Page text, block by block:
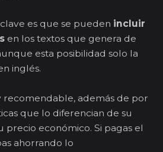
es que se pueden incluir
en los textos que genera de
esta posibilidad solo la
inglés.
recomendable, además de por
que lo diferencian de su
precio económico. Si pagas el
ahorrando lo